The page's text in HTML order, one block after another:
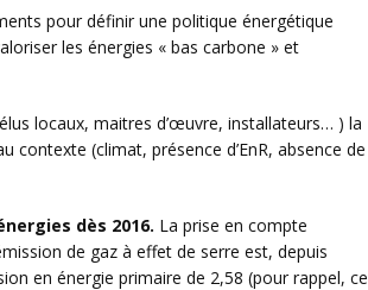
pour définir une politique énergétique
les énergies « bas carbone » et
locaux, maitres d’œuvre, installateurs… ) la
(climat, présence d’EnR, absence de
dès 2016. La prise en compte
de gaz à effet de serre est, depuis
en énergie primaire de 2,58 (pour rappel, ce